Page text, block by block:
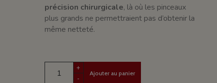
précision chirurgicale, là où les pinceaux
plus grands ne permettraient pas d’obtenir la
même netteté.
+
-
Ajouter au panier